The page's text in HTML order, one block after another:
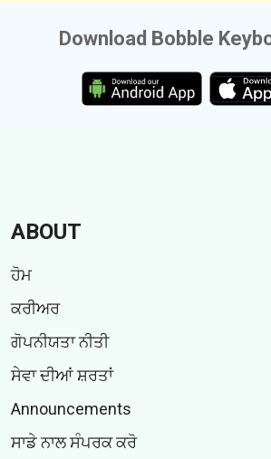
Download Bobble
ABOUT
ਹੋਮ
ਕਰੀਅਰ
ਗੋਪਨੀਯਤਾ ਨੀਤੀ
ਸੇਵਾ ਦੀਆਂ ਸ਼ਰਤਾਂ
Announcements
ਸਾਡੇ ਨਾਲ ਸੰਪਰਕ ਕਰੋ